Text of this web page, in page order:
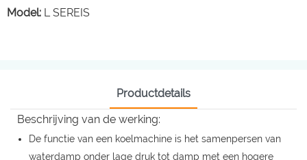
Model: L SEREIS
Productdetails
Beschrijving van de werking:
De functie van een koelmachine is het samenpersen van
waterdamp onder lage druk tot damp met een hogere